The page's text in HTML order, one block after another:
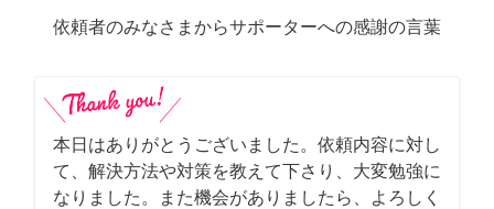
依頼者のみなさまからサポーターへの感謝の言葉
本日はありがとうございました。依頼内容に対し
て、解決方法や対策を教えて下さり、大変勉強に
なりました。また機会がありましたら、よろしく